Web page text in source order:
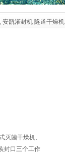
安瓿灌封机 隧道干燥机
灭菌干燥机、
封口三个工作